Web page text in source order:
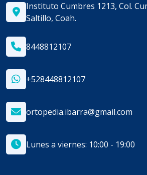
Instituto Cumbres 1213, Col.
Saltillo, Coah.
8448812107
+528448812107
ortopedia.ibarra@gmail.com
Lunes a viernes: 10:00 - 19:00